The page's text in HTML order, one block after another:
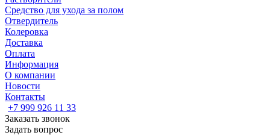
Средство для ухода за полом
Отвердитель
Колеровка
Доставка
Оплата
Информация
О компании
Новости
Контакты
+7 999 926 11 33
Заказать звонок
Задать вопрос